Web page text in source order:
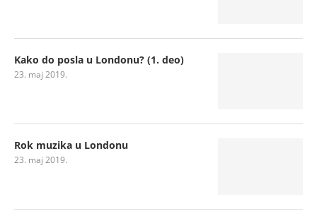
Kako do posla u Londonu? (1. deo)
23. maj 2019.
Rok muzika u Londonu
23. maj 2019.